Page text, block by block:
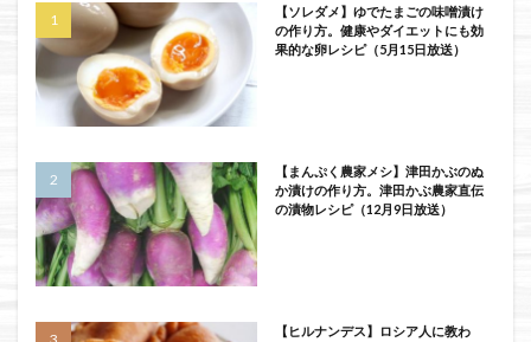
【ソレダメ】ゆでたまごの味噌漬け
の作り方。健康やダイエットにも効
果的な卵レシピ（5月15日放送）
【まんぷく農家メシ】津田かぶのぬ
か漬けの作り方。津田かぶ農家直伝
の漬物レシピ（12月9日放送）
【ヒルナンデス】ロシア人に教わ